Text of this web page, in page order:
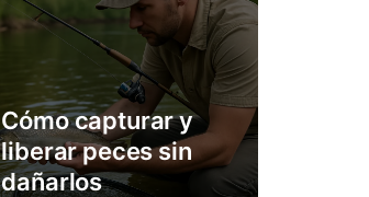
Cómo capturar y
liberar peces sin
dañarlos